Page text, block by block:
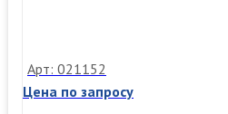
Арт: 021152
Цена по запросу